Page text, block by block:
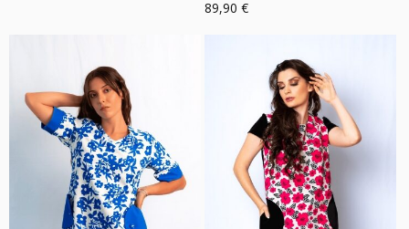
89,90 €